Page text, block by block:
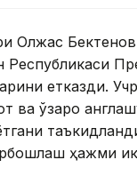
Олжас
Республикаси
етказди.
ва ўзаро
ҳажми